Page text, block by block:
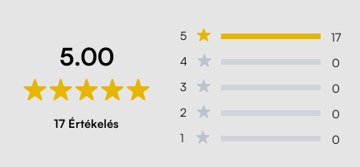
5.00
17 Értékelés
5
17
4
0
3
0
2
0
1
0